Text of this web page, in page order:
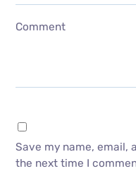
Comment
Save my name, email,
the next time I